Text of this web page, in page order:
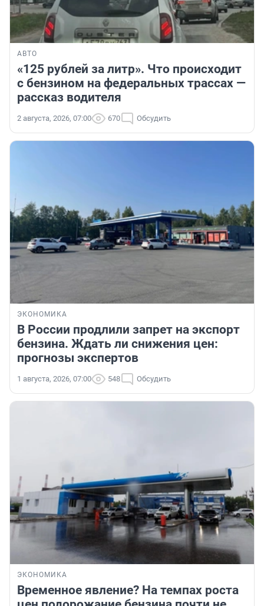
АВТО
«125 рублей за литр». Что происходит
с бензином на федеральных трассах —
рассказ водителя
2 августа, 2026, 07:00 670 Обсудить
ЭКОНОМИКА
В России продлили запрет на экспорт
бензина. Ждать ли снижения цен:
прогнозы экспертов
1 августа, 2026, 07:00 548 Обсудить
ЭКОНОМИКА
Временное явление? На темпах роста